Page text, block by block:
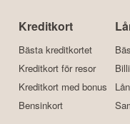
Kreditkort
Bästa kreditkortet
Kreditkort för resor
Kreditkort med bonus
Bensinkort